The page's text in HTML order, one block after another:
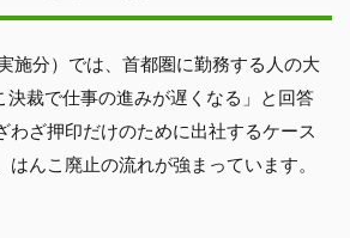
施分）では、首都圏に勤務する人の大
決裁で仕事の進みが遅くなる」と回答
わざ押印だけのために出社するケース
はんこ廃止の流れが強まっています。